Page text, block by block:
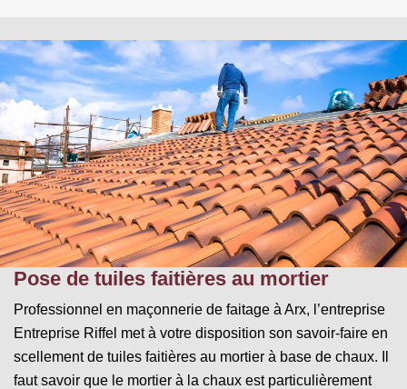
Pose de tuiles faitières au mortier
Professionnel en maçonnerie de faitage à Arx, l’entreprise
Entreprise Riffel met à votre disposition son savoir-faire en
scellement de tuiles faitières au mortier à base de chaux. Il
faut savoir que le mortier à la chaux est particulièrement